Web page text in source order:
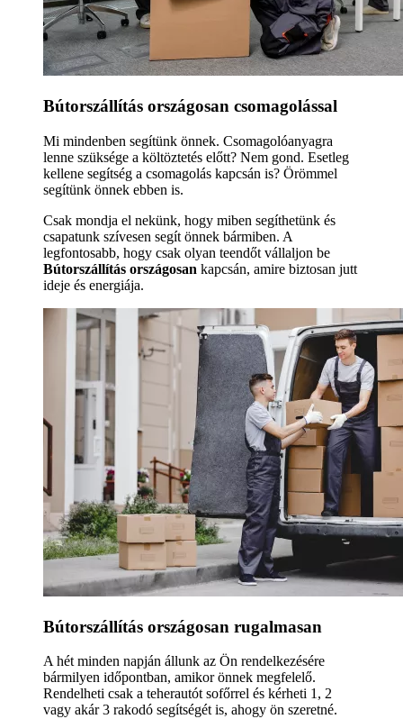
Bútorszállítás országosan csomagolással
Mi mindenben segítünk önnek. Csomagolóanyagra
lenne szüksége a költöztetés előtt? Nem gond. Esetleg
kellene segítség a csomagolás kapcsán is? Örömmel
segítünk önnek ebben is.
Csak mondja el nekünk, hogy miben segíthetünk és
csapatunk szívesen segít önnek bármiben. A
legfontosabb, hogy csak olyan teendőt vállaljon be
Bútorszállítás országosan kapcsán, amire biztosan jutt
ideje és energiája.
Bútorszállítás országosan rugalmasan
A hét minden napján állunk az Ön rendelkezésére
bármilyen időpontban, amikor önnek megfelelő.
Rendelheti csak a teherautót sofőrrel és kérheti 1, 2
vagy akár 3 rakodó segítségét is, ahogy ön szeretné.